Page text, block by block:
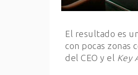
El resultado es
con pocas zonas
del CEO y el Key